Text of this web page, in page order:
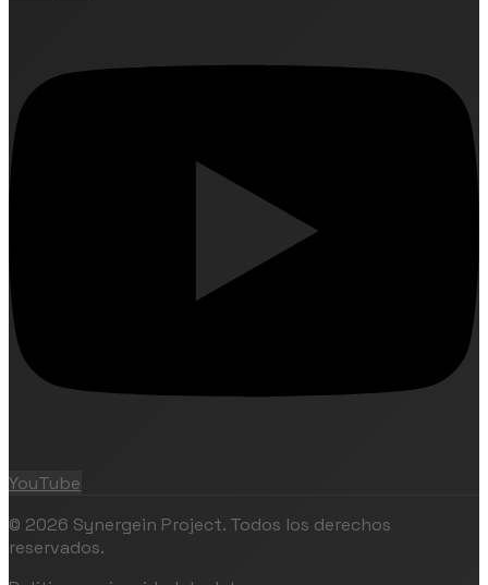
YouTube
© 2026 Synergein Project. Todos los derechos
reservados.